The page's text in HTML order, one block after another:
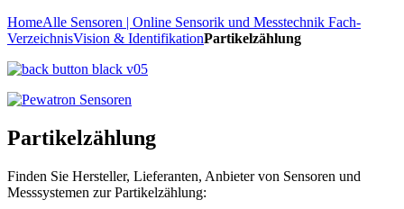
HomeAlle Sensoren | Online Sensorik und Messtechnik Fach-
VerzeichnisVision & IdentifikationPartikelzählung
Partikelzählung
Finden Sie Hersteller, Lieferanten, Anbieter von Sensoren und
Messsystemen zur Partikelzählung: